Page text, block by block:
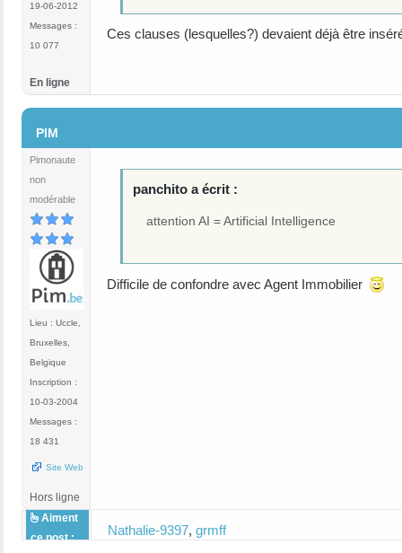
19-06-2012
Messages :
10 077
Ces clauses (lesquelles?) devaient déjà être
En ligne
PIM
Pimonaute
non
modérable
Lieu : Uccle,
Bruxelles,
Belgique
Inscription :
10-03-2004
Messages :
18 431
Site Web
panchito a écrit :
attention AI = Artificial Intelligence
Difficile de confondre avec Agent Immobilier
Hors ligne
Aiment
ce post :
Nathalie-9397, grmff